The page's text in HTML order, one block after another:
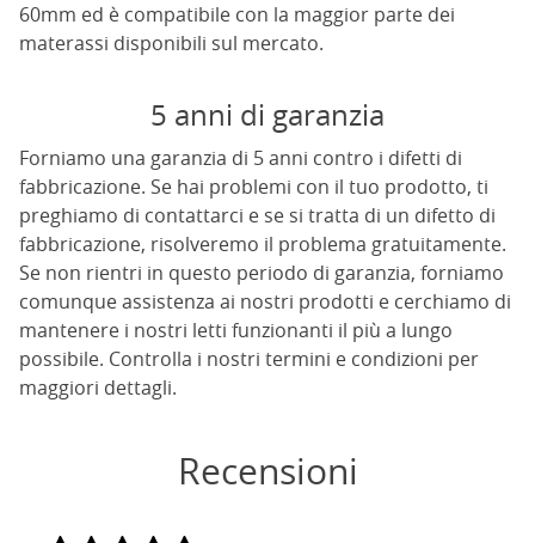
60mm ed è compatibile con la maggior parte dei
materassi disponibili sul mercato.
5 anni di garanzia
Forniamo una garanzia di 5 anni contro i difetti di
fabbricazione. Se hai problemi con il tuo prodotto, ti
preghiamo di contattarci e se si tratta di un difetto di
fabbricazione, risolveremo il problema gratuitamente.
Se non rientri in questo periodo di garanzia, forniamo
comunque assistenza ai nostri prodotti e cerchiamo di
mantenere i nostri letti funzionanti il più a lungo
possibile. Controlla i nostri termini e condizioni per
maggiori dettagli.
Recensioni